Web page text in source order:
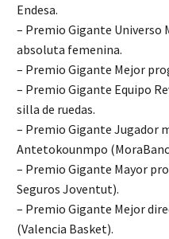
Endesa.
– Premio Gigante Universo
absoluta femenina.
– Premio Gigante Mejor
– Premio Gigante Equipo
silla de ruedas.
– Premio Gigante Jugador
Antetokounmpo
– Premio Gigante Mayor
Seguros Joventut).
– Premio Gigante Mejor
(Valencia Basket).